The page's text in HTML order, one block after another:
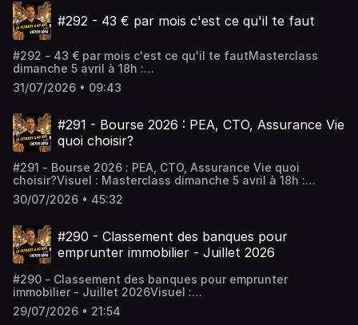
workshops : https://firefrance.substack.comHébergé par
Audiomeans. Visitez audiomeans.fr/politique-de-
confidentialite pour plus d'informations.
#292 - 43 € par mois c'est ce qu'il te faut
#292 - 43 € par mois c'est ce qu'il te fautMasterclass
dimanche 5 avril à 18h :
https://www.fireclub.training/
a09213a1-2Rejoindre le coaching :
workshops : https://firefrance.substack.comHébergé par
Audiomeans. Visitez audiomeans.fr/politique-de-
confidentialite pour plus d'informations.
31/07/2026 • 09:43
#291 - Bourse 2026 : PEA, CTO, Assurance Vie
quoi choisir?
#291 - Bourse 2026 : PEA, CTO, Assurance Vie quoi
choisir?Visuel : Masterclass dimanche 5 avril à 18h :
https://www.fireclub.training/
a09213a1-2Rejoindre le coaching :
workshops : https://firefrance.substack.comHébergé par
Audiomeans. Visitez audiomeans.fr/politique-de-
confidentialite pour plus d'informations.
30/07/2026 • 45:32
#290 - Classement des banques pour
emprunter immobilier - Juillet 2026
#290 - Classement des banques pour emprunter
immobilier - Juillet 2026Visuel :
https://www.linkedin.com/posts/victorlora_les-banques-
pour-faire-du-locatif-s-activity-7487818690835562496-
29/07/2026 • 21:54